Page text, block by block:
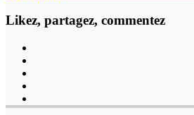
Likez, partagez, commentez